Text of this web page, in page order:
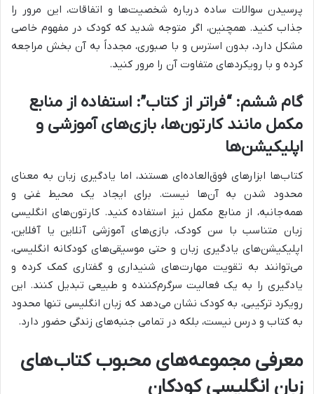
پرسیدن سوالات ساده درباره شخصیت‌ها و اتفاقات، این مرور را
جذاب کنید. همچنین، اگر متوجه شدید که کودک در مفهوم خاصی
مشکل دارد، بدون استرس و با صبوری، مجدداً به آن بخش مراجعه
کرده و با رویکردهای متفاوت آن را مرور کنید.
گام ششم: “فراتر از کتاب”: استفاده از منابع
مکمل مانند کارتون‌ها، بازی‌های آموزشی و
اپلیکیشن‌ها
کتاب‌ها ابزارهای فوق‌العاده‌ای هستند، اما یادگیری زبان به معنای
محدود شدن به آن‌ها نیست. برای ایجاد یک محیط غنی و
همه‌جانبه، از منابع مکمل نیز استفاده کنید. کارتون‌های انگلیسی
زبان متناسب با سن کودک، بازی‌های آموزشی آنلاین یا آفلاین،
اپلیکیشن‌های یادگیری زبان و حتی موسیقی‌های کودکانه انگلیسی،
می‌توانند به تقویت مهارت‌های شنیداری و گفتاری کمک کرده و
یادگیری را به یک فعالیت سرگرم‌کننده و طبیعی تبدیل کنند. این
رویکرد ترکیبی، به کودک نشان می‌دهد که زبان انگلیسی تنها محدود
به کتاب و درس نیست، بلکه در تمامی جنبه‌های زندگی حضور دارد.
معرفی مجموعه‌های محبوب کتاب‌های
زبان انگلیسی کودکان